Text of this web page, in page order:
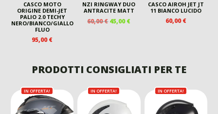
CASCO MOTO
ORIGINE DEMI-JET
PALIO 2.0 TECHY
NERO/BIANCO/GIALLO
FLUO
95,00€
NZI RINGWAY DUO
ANTRACITE MATT
60,00€ IL
45,00€IL
CASCO AIROH JET JT
11 BIANCO LUCIDO
60,00€
PRODOTTI CONSIGLIATI PER TE
IN OFFERTA! IN OFFERTA! IN OFFERTA!